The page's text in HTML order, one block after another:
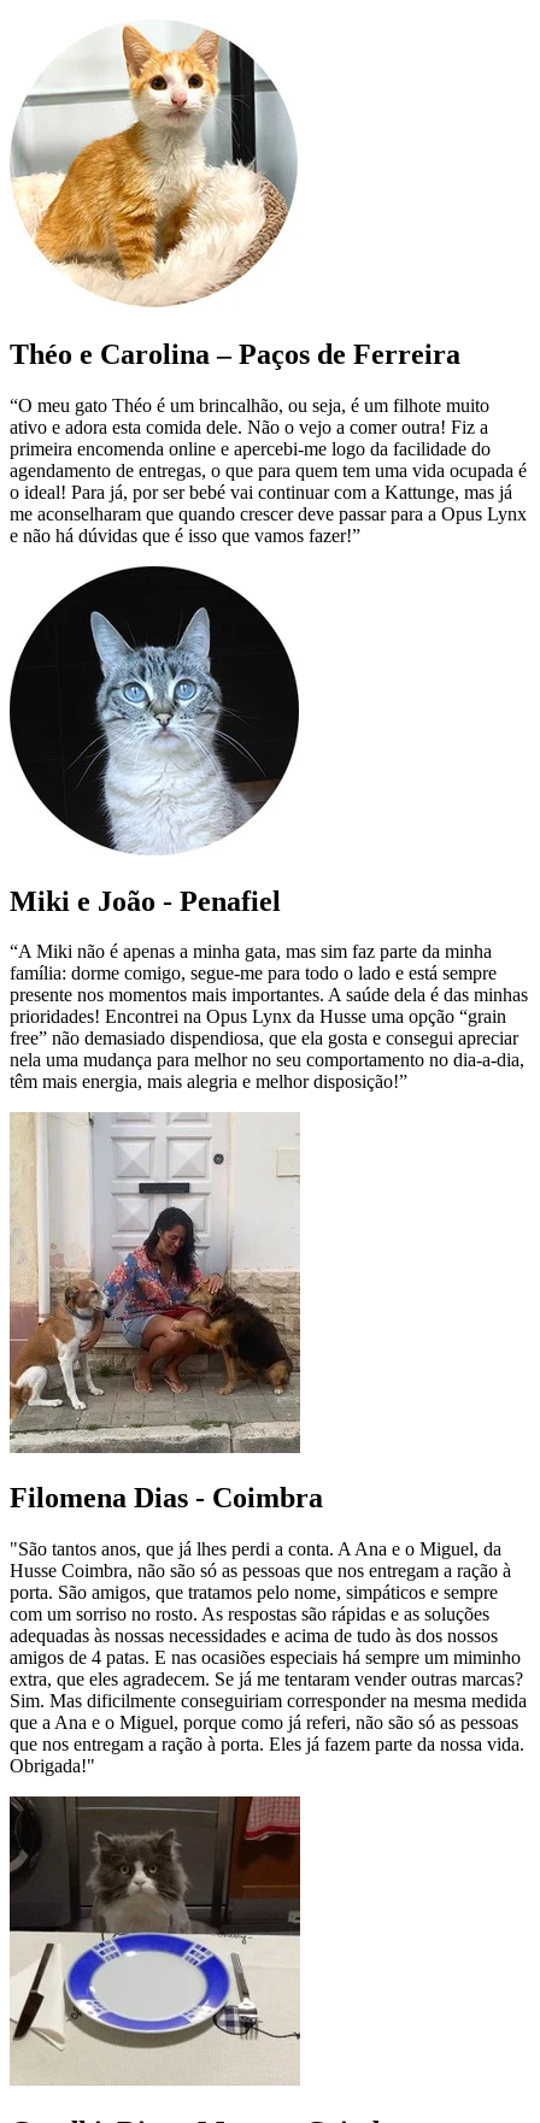
Théo e Carolina – Paços de Ferreira
“O meu gato Théo é um brincalhão, ou seja, é um filhote muito
ativo e adora esta comida dele. Não o vejo a comer outra! Fiz a
primeira encomenda online e apercebi-me logo da facilidade do
agendamento de entregas, o que para quem tem uma vida ocupada é
o ideal! Para já, por ser bebé vai continuar com a Kattunge, mas já
me aconselharam que quando crescer deve passar para a Opus Lynx
e não há dúvidas que é isso que vamos fazer!”
Miki e João - Penafiel
“A Miki não é apenas a minha gata, mas sim faz parte da minha
família: dorme comigo, segue-me para todo o lado e está sempre
presente nos momentos mais importantes. A saúde dela é das minhas
prioridades! Encontrei na Opus Lynx da Husse uma opção “grain
free” não demasiado dispendiosa, que ela gosta e consegui apreciar
nela uma mudança para melhor no seu comportamento no dia-a-dia,
têm mais energia, mais alegria e melhor disposição!”
Filomena Dias - Coimbra
"São tantos anos, que já lhes perdi a conta. A Ana e o Miguel, da
Husse Coimbra, não são só as pessoas que nos entregam a ração à
porta. São amigos, que tratamos pelo nome, simpáticos e sempre
com um sorriso no rosto. As respostas são rápidas e as soluções
adequadas às nossas necessidades e acima de tudo às dos nossos
amigos de 4 patas. E nas ocasiões especiais há sempre um miminho
extra, que eles agradecem. Se já me tentaram vender outras marcas?
Sim. Mas dificilmente conseguiriam corresponder na mesma medida
que a Ana e o Miguel, porque como já referi, não são só as pessoas
que nos entregam a ração à porta. Eles já fazem parte da nossa vida.
Obrigada!"